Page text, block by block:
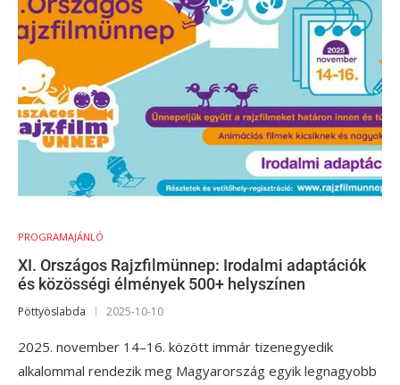
PROGRAMAJÁNLÓ
XI. Országos Rajzfilmünnep: Irodalmi adaptációk
és közösségi élmények 500+ helyszínen
Pöttyöslabda 2025-10-10
2025. november 14–16. között immár tizenegyedik
alkalommal rendezik meg Magyarország egyik legnagyobb